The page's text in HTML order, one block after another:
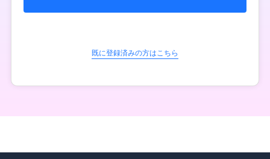
既に登録済みの方はこちら